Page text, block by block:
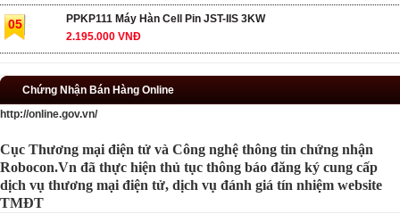
05
PPKP111 Máy Hàn Cell Pin JST-IIS 3KW
2.195.000 VNĐ
Chứng Nhận Bán Hàng Online
http://online.gov.vn/
Cục Thương mại điện tử và Công nghệ thông tin chứng nhận
Robocon.Vn đã thực hiện thủ tục thông báo đăng ký cung cấp
dịch vụ thương mại điện tử, dịch vụ đánh giá tín nhiệm website
TMĐT